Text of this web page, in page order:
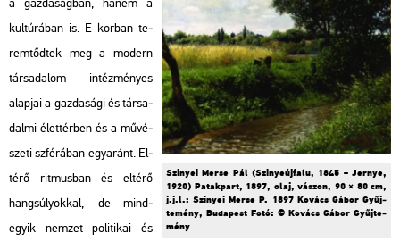
Szi­nyei Merse Pál (Szi­nye­új­fa­lu, 1845 – Jer­nye,
1920) Pa­tak­part, 1897, olaj, vá­szon, 90 × 80 cm,
j.j.l.: Szi­nyei Merse P. 1897 Ko­vács Gábor Gyűj­
te­mény, Bu­da­pest Fotó: © Ko­vács Gábor Gyűj­te­
mény
a gaz­da­ság­ban, hanem a
kul­tú­rá­ban is. E kor­ban te­
rem­tőd­tek meg a mo­dern
tár­sa­da­lom in­téz­mé­nyes
alap­jai a gaz­da­sá­gi és tár­sa­
dal­mi élet­tér­ben és a mű­vé­
sze­ti szfé­rá­ban egy­aránt. El­
té­rő rit­mus­ban és el­té­rő
hang­sú­lyok­kal, de mind­
egyik nem­zet po­li­ti­kai és